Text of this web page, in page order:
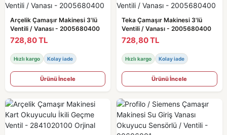
Arçelik Çamaşır Makinesi 3'lü
Ventili / Vanası - 2005680400
728,80 TL
Hızlı kargo Kolay iade
Ürünü İncele
Teka Çamaşır Makinesi 3'lü
Ventili / Vanası - 2005680400
728,80 TL
Hızlı kargo Kolay iade
Ürünü İncele